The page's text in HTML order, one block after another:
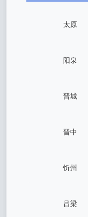
太原
阳泉
晋城
晋中
忻州
吕梁